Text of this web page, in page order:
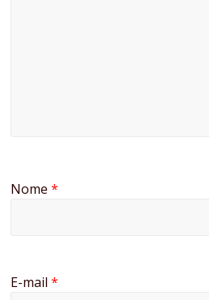
Nome*
E-mail*